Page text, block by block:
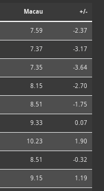
Macau +/-
7.59 -2.37
7.37 -3.17
7.35 -3.64
8.15 -2.70
8.51 -1.75
9.33 0.07
10.23 1.90
8.51 -0.32
9.15 1.19